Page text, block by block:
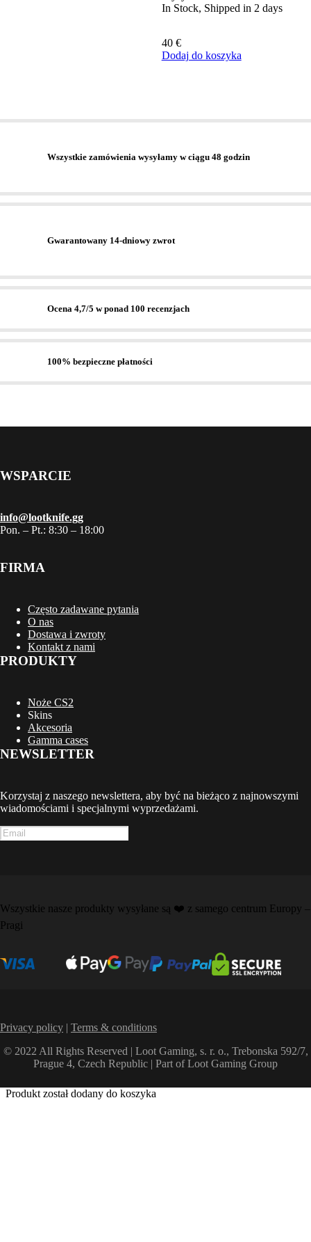
In Stock, Shipped in 2 days
40 €
Dodaj do koszyka
Wszystkie zamówienia wysyłamy w ciągu 48 godzin
Gwarantowany 14-dniowy zwrot
Ocena 4,7/5 w ponad 100 recenzjach
100% bezpieczne płatności
WSPARCIE
info@lootknife.gg
Pon. – Pt.: 8:30 – 18:00
FIRMA
Często zadawane pytania
O nas
Dostawa i zwroty
Kontakt z nami
PRODUKTY
Noże CS2
Skins
Akcesoria
Gamma cases
NEWSLETTER
Korzystaj z naszego newslettera, aby być na bieżąco z najnowszymi
wiadomościami i specjalnymi wyprzedażami.
Wszystkie nasze produkty wysyłane są ❤️️ z samego centrum Europy –
Pragi
Privacy policy | Terms & conditions
© 2022 All Rights Reserved | Loot Gaming, s. r. o., Trebonska 592/7,
Prague 4, Czech Republic | Part of Loot Gaming Group
Produkt został dodany do koszyka